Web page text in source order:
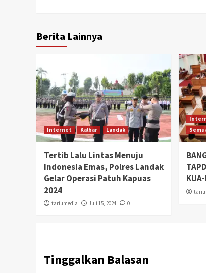
Berita Lainnya
Internet Kalbar Landak
Tertib Lalu Lintas Menuju
Indonesia Emas, Polres Landak
Gelar Operasi Patuh Kapuas
2024
tariumedia Juli 15, 2024 0
Tinggalkan Balasan